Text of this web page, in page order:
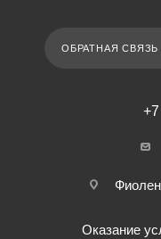
ОБРАТНАЯ СВЯЗЬ
Оказание